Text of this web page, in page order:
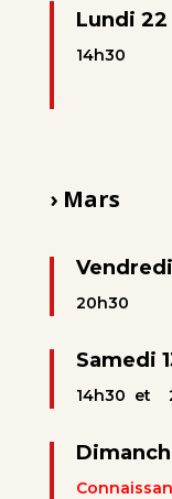
Lundi
14h30
› Mars
20h30
Samedi
14h30 et